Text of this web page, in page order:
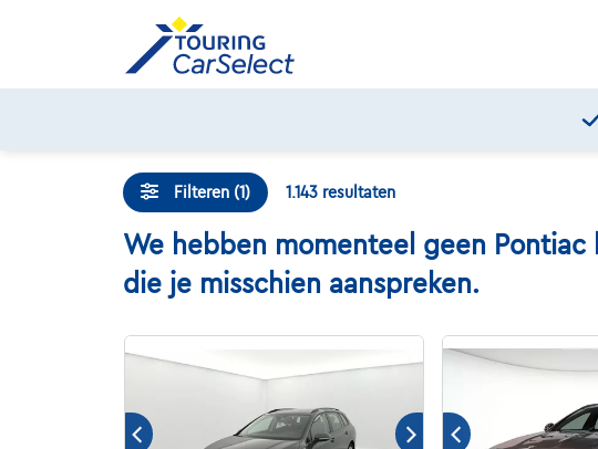
Filteren (1) 1.143 resultaten
We hebben momenteel geen
die je misschien aanspreken.